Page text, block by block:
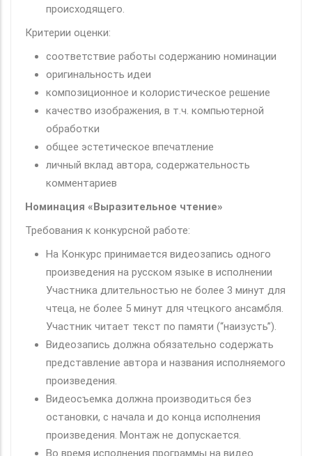
происходящего.
Критерии оценки:
соответствие работы содержанию номинации
оригинальность идеи
композиционное и колористическое решение
качество изображения, в т.ч. компьютерной
обработки
общее эстетическое впечатление
личный вклад автора, содержательность
комментариев
Номинация «Выразительное чтение»
Требования к конкурсной работе:
На Конкурс принимается видеозапись одного
произведения на русском языке в исполнении
Участника длительностью не более 3 минут для
чтеца, не более 5 минут для чтецкого ансамбля.
Участник читает текст по памяти (“наизусть”).
Видеозапись должна обязательно содержать
представление автора и названия исполняемого
произведения.
Видеосъемка должна производиться без
остановки, с начала и до конца исполнения
произведения. Монтаж не допускается.
Во время исполнения программы на видео